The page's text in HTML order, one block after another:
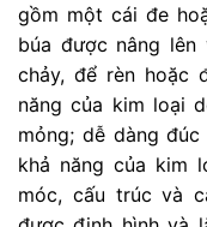
gồm một cái đe
búa được nâng
chảy, để rèn hoặc
năng của kim loại
mỏng; dễ dàng
khả năng của kim
móc, cấu trúc và